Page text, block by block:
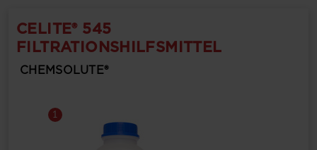
CELITE® 545
FILTRATIONSHILFSMITTEL
CHEMSOLUTE®
1